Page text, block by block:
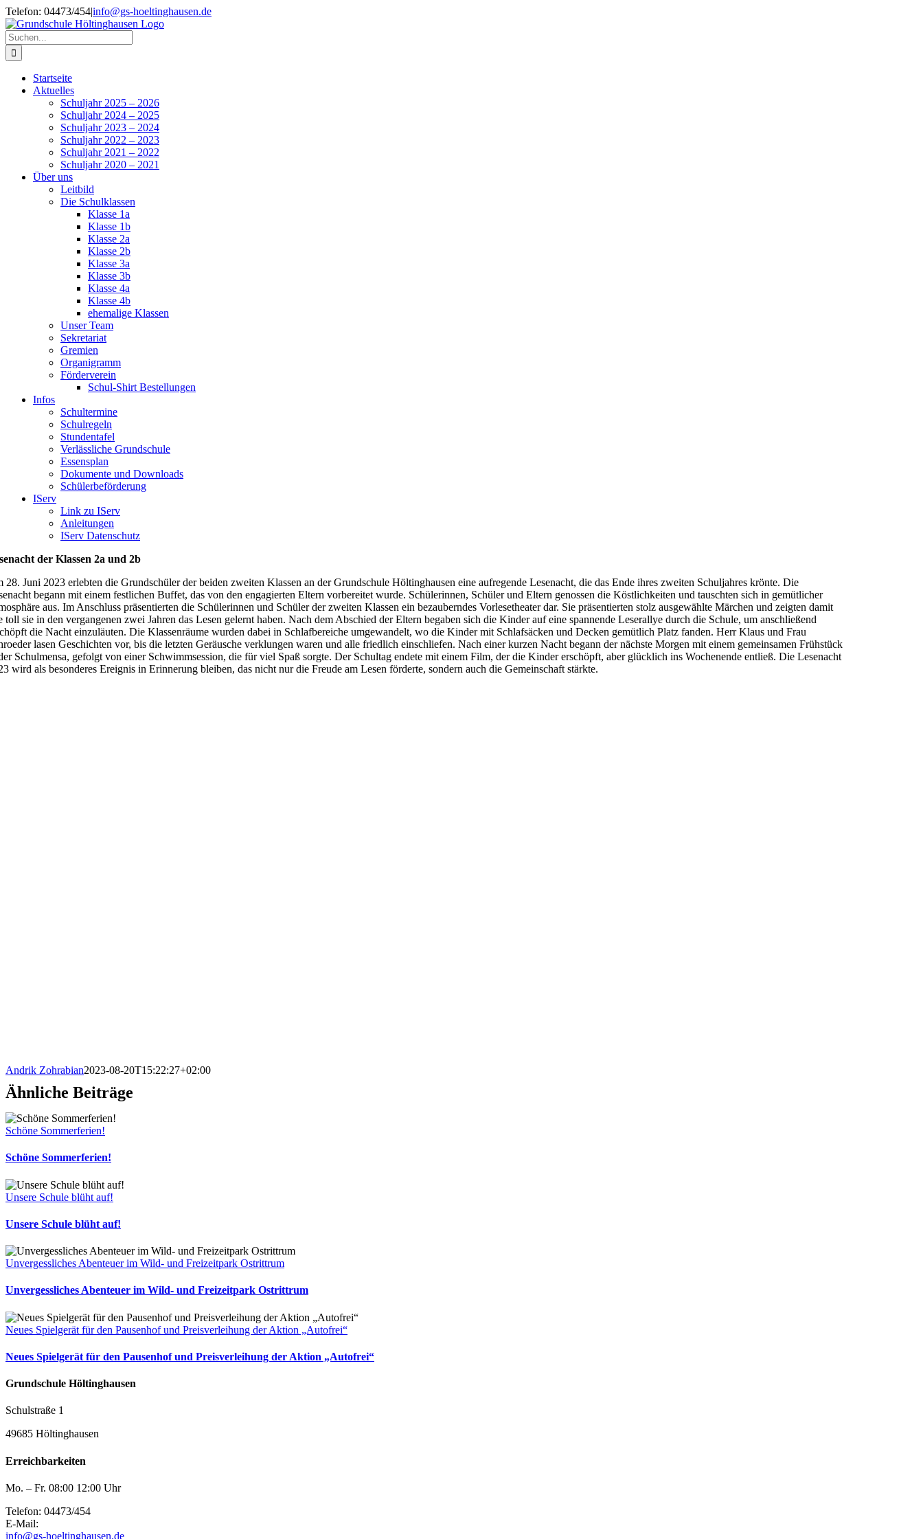
Zum
Inhalt
springen
Telefon: 04473/454|info@gs-hoeltinghausen.de
Suche
nach:
Startseite
Aktuelles
Schuljahr 2025 – 2026
Schuljahr 2024 – 2025
Schuljahr 2023 – 2024
Schuljahr 2022 – 2023
Schuljahr 2021 – 2022
Schuljahr 2020 – 2021
Über uns
Leitbild
Die Schulklassen
Klasse 1a
Klasse 1b
Klasse 2a
Klasse 2b
Klasse 3a
Klasse 3b
Klasse 4a
Klasse 4b
ehemalige Klassen
Unser Team
Sekretariat
Gremien
Organigramm
Förderverein
Schul-Shirt Bestellungen
Infos
Schultermine
Schulregeln
Stundentafel
Verlässliche Grundschule
Essensplan
Dokumente und Downloads
Schülerbeförderung
IServ
Link zu IServ
Anleitungen
IServ Datenschutz
der Klassen 2a und 2b
28. Juni 2023 erlebten die Grundschüler der beiden zweiten Klassen an der Grundschule Höltinghausen eine aufregende Lesenacht, die das Ende ihres zweiten Schuljahres krönte. Die
begann mit einem festlichen Buffet, das von den engagierten Eltern vorbereitet wurde. Schülerinnen, Schüler und Eltern genossen die Köstlichkeiten und tauschten sich in gemütlicher
aus. Im Anschluss präsentierten die Schülerinnen und Schüler der zweiten Klassen ein bezauberndes Vorlesetheater dar. Sie präsentierten stolz ausgewählte Märchen und zeigten damit
toll sie in den vergangenen zwei Jahren das Lesen gelernt haben. Nach dem Abschied der Eltern begaben sich die Kinder auf eine spannende Leserallye durch die Schule, um anschließend
die Nacht einzuläuten. Die Klassenräume wurden dabei in Schlafbereiche umgewandelt, wo die Kinder mit Schlafsäcken und Decken gemütlich Platz fanden. Herr Klaus und Frau
lasen Geschichten vor, bis die letzten Geräusche verklungen waren und alle friedlich einschliefen. Nach einer kurzen Nacht begann der nächste Morgen mit einem gemeinsamen Frühstück
Schulmensa, gefolgt von einer Schwimmsession, die für viel Spaß sorgte. Der Schultag endete mit einem Film, der die Kinder erschöpft, aber glücklich ins Wochenende entließ. Die Lesenacht
wird als besonderes Ereignis in Erinnerung bleiben, das nicht nur die Freude am Lesen förderte, sondern auch die Gemeinschaft stärkte.
Andrik Zohrabian2023-08-20T15:22:27+02:00
Ähnliche Beiträge
Schöne Sommerferien!
Schöne Sommerferien!
Unsere Schule blüht auf!
Unsere Schule blüht auf!
Unvergessliches Abenteuer im Wild- und Freizeitpark Ostrittrum
Unvergessliches Abenteuer im Wild- und Freizeitpark Ostrittrum
Neues Spielgerät für den Pausenhof und Preisverleihung der Aktion „Autofrei“
Neues Spielgerät für den Pausenhof und Preisverleihung der Aktion „Autofrei“
Grundschule Höltinghausen
Schulstraße 1
49685 Höltinghausen
Erreichbarkeiten
Mo. – Fr. 08:00 12:00 Uhr
Telefon: 04473/454
E-Mail:
info@gs-hoeltinghausen.de